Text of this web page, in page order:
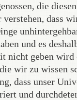
die
dass
und es
nicht geben wird
wir zu wissen
dass unser
und